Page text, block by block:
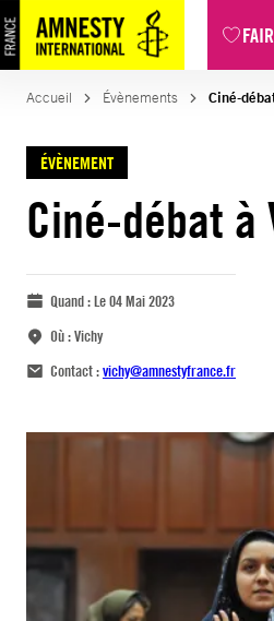
Accueil Évènements Ciné-
ÉVÈNEMENT
Ciné-débat à
Quand :Le 04 Mai 2023
Où :Vichy
Contact :vichy@amnestyfrance.fr